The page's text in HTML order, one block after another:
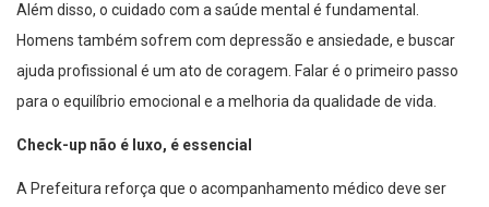
Além disso, o cuidado com a saúde mental é fundamental.
Homens também sofrem com depressão e ansiedade, e buscar
ajuda profissional é um ato de coragem. Falar é o primeiro passo
para o equilíbrio emocional e a melhoria da qualidade de vida.
Check-up não é luxo, é essencial
A Prefeitura reforça que o acompanhamento médico deve ser